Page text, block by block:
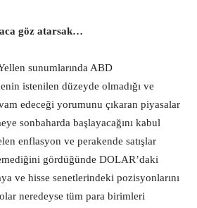
göz atarsak…
sunumlarında ABD
istenilen düzeyde olmadığı ve
edeceği yorumunu çıkaran piyasalar
sonbaharda başlayacağını kabul
enflasyon ve perakende satışlar
gördüğünde DOLAR’daki
ve hisse senetlerindeki pozisyonlarını
neredeyse tüm para birimleri